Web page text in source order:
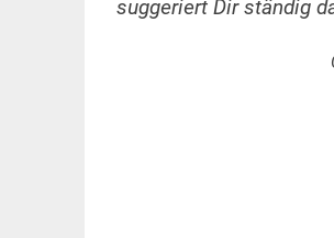
suggeriert Dir ständig